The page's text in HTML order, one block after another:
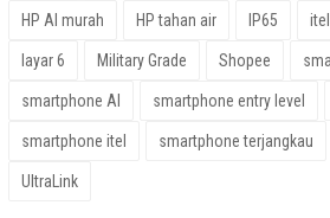
HP AI murah HP tahan air IP65
layar 6 Military Grade Shopee
smartphone AI smartphone entry level
smartphone itel smartphone terjangkau
UltraLink